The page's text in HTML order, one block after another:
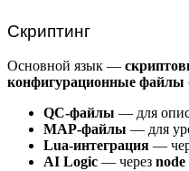
Скриптинг
Основной язык —
конфигурационные файлы
QC-файлы — для
MAP-файлы — для
Lua-интеграция —
AI Logic — через